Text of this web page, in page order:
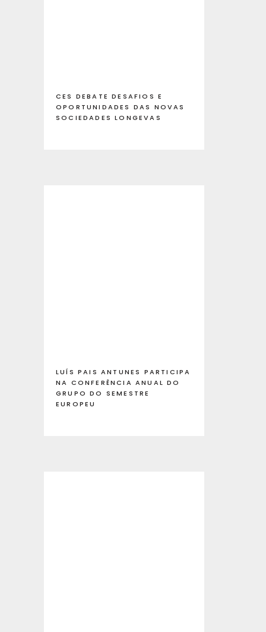
CES DEBATE DESAFIOS E
OPORTUNIDADES DAS NOVAS
SOCIEDADES LONGEVAS
LUÍS PAIS ANTUNES PARTICIPA
NA CONFERÊNCIA ANUAL DO
GRUPO DO SEMESTRE
EUROPEU